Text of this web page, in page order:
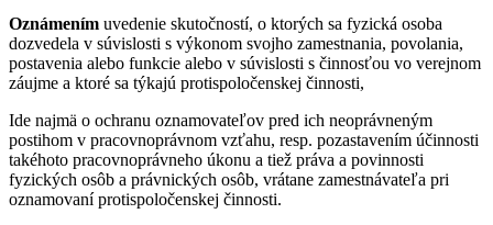
Oznámením uvedenie skutočností, o ktorých sa fyzická osoba
dozvedela v súvislosti s výkonom svojho zamestnania, povolania,
postavenia alebo funkcie alebo v súvislosti s činnosťou vo verejnom
záujme a ktoré sa týkajú protispoločenskej činnosti,
Ide najmä o ochranu oznamovateľov pred ich neoprávneným
postihom v pracovnoprávnom vzťahu, resp. pozastavením účinnosti
takéhoto pracovnoprávneho úkonu a tiež práva a povinnosti
fyzických osôb a právnických osôb, vrátane zamestnávateľa pri
oznamovaní protispoločenskej činnosti.